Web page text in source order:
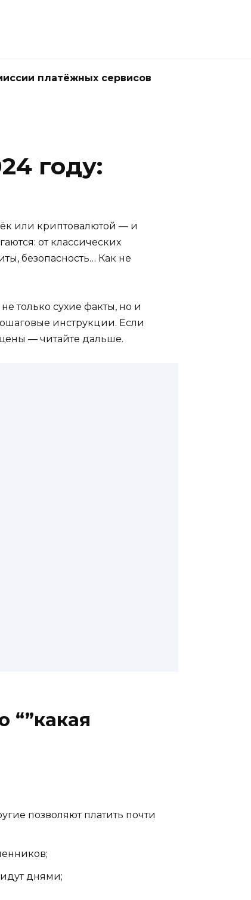
платёжных сервисов
году:
или криптовалютой — и
от классических
безопасность… Как не
только сухие факты, но и
инструкции. Если
— читайте дальше.
позволяют платить почти
днями;